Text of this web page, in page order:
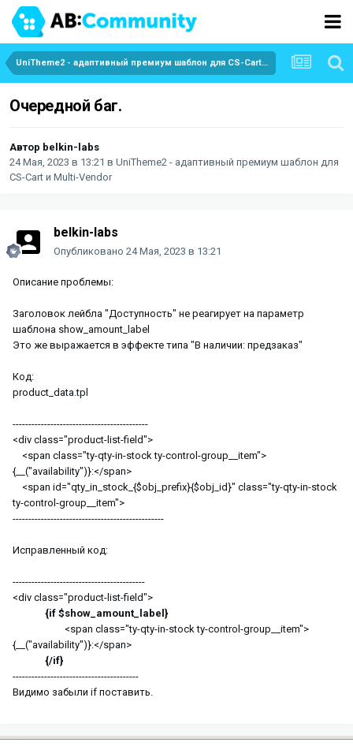
UniTheme2 - адаптивный премиум шаблон для CS-Cart и Multi-Vendor
Очередной баг.
Автор belkin-labs
24 Мая, 2023 в 13:21 в UniTheme2 - адаптивный премиум шаблон для
CS-Cart и Multi-Vendor
belkin-labs
Опубликовано 24 Мая, 2023 в 13:21
Описание проблемы:
Заголовок лейбла "Доступность" не реагирует на параметр
шаблона show_amount_label
Это же выражается в эффекте типа "В наличии: предзаказ"
Код:
product_data.tpl
-------------------------------------------
<div class="product-list-field">
<span class="ty-qty-in-stock ty-control-group__item">
{__("availability")}:</span>
<span id="qty_in_stock_{$obj_prefix}{$obj_id}" class="ty-qty-in-stock
ty-control-group__item">
------------------------------------------------
Исправленный код:
------------------------------------------
<div class="product-list-field">
{if $show_amount_label}
<span class="ty-qty-in-stock ty-control-group__item">
{__("availability")}:</span>
{/if}
----------------------------------------
Видимо забыли if поставить.